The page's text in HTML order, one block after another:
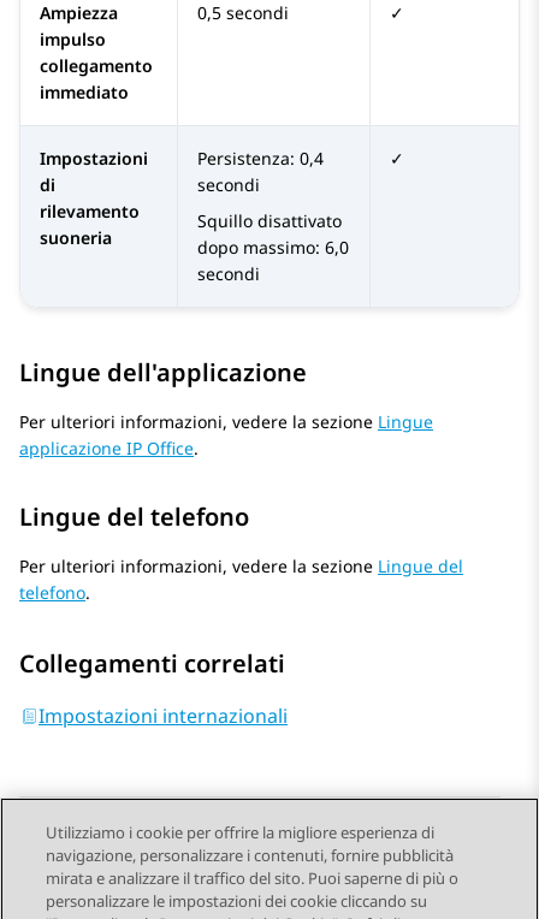
Ampiezza
impulso
collegamento
immediato
0,5 secondi ✓
Impostazioni
di
rilevamento
suoneria
Persistenza: 0,4
secondi
Squillo disattivato
dopo massimo: 6,0
secondi
✓
Lingue dell'applicazione
Per ulteriori informazioni, vedere la sezione Lingue
applicazione IP Office.
Lingue del telefono
Per ulteriori informazioni, vedere la sezione Lingue del
telefono.
Collegamenti correlati
Impostazioni internazionali
Send Feedback
Utilizziamo i cookie per offrire la migliore esperienza di
navigazione, personalizzare i contenuti, fornire pubblicità
mirata e analizzare il traffico del sito. Puoi saperne di più o
personalizzare le impostazioni dei cookie cliccando su